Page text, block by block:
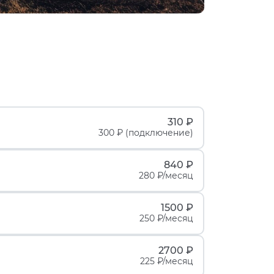
310 ₽
300 ₽ (подключение)
840 ₽
280 ₽/месяц
1500 ₽
250 ₽/месяц
2700 ₽
225 ₽/месяц